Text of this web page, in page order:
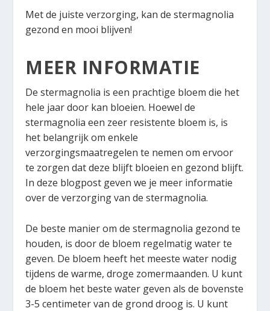
Met de juiste verzorging, kan de stermagnolia
gezond en mooi blijven!
MEER INFORMATIE
De stermagnolia is een prachtige bloem die het
hele jaar door kan bloeien. Hoewel de
stermagnolia een zeer resistente bloem is, is
het belangrijk om enkele
verzorgingsmaatregelen te nemen om ervoor
te zorgen dat deze blijft bloeien en gezond blijft.
In deze blogpost geven we je meer informatie
over de verzorging van de stermagnolia.
De beste manier om de stermagnolia gezond te
houden, is door de bloem regelmatig water te
geven. De bloem heeft het meeste water nodig
tijdens de warme, droge zomermaanden. U kunt
de bloem het beste water geven als de bovenste
3-5 centimeter van de grond droog is. U kunt